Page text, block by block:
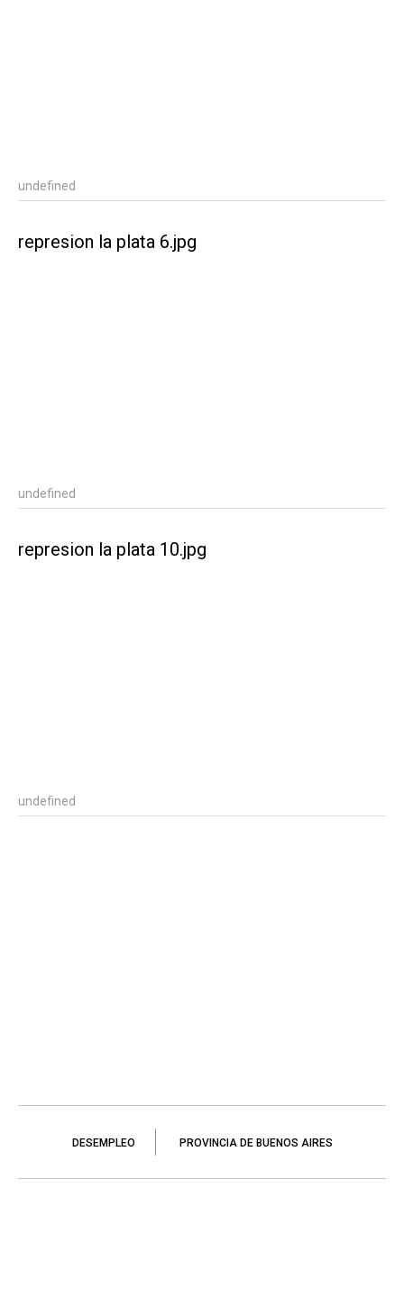
undefined
represion la plata 6.jpg
undefined
represion la plata 10.jpg
undefined
DESEMPLEO PROVINCIA DE BUENOS AIRES